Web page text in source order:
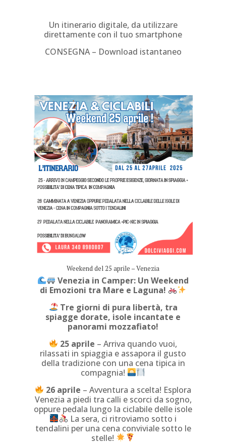
Un itinerario digitale, da utilizzare
direttamente con il tuo smartphone
CONSEGNA – Download istantaneo
Weekend del 25 aprile – Venezia
Venezia in Camper: Un Weekend
di Emozioni tra Mare e Laguna!
Tre giorni di pura libertà, tra
spiagge dorate, isole incantate e
panorami mozzafiato!
25 aprile – Arriva quando vuoi,
rilassati in spiaggia e assapora il gusto
della tradizione con una cena tipica in
compagnia!
26 aprile – Avventura a scelta! Esplora
Venezia a piedi tra calli e scorci da sogno,
oppure pedala lungo la ciclabile delle isole
La sera, ci ritroviamo sotto i
tendalini per una cena conviviale sotto le
stelle!